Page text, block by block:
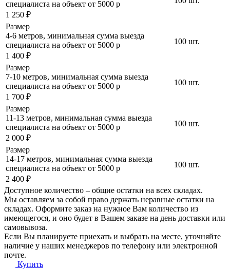
специалиста на объект от 5000 р
1 250 ₽
Размер
4-6 метров, минимальная сумма выезда
специалиста на объект от 5000 р
1 400 ₽
100 шт.
Размер
7-10 метров, минимальная сумма выезда
специалиста на объект от 5000 р
1 700 ₽
100 шт.
Размер
11-13 метров, минимальная сумма выезда
специалиста на объект от 5000 р
2 000 ₽
100 шт.
Размер
14-17 метров, минимальная сумма выезда
специалиста на объект от 5000 р
2 400 ₽
100 шт.
Доступное количество – общие остатки на всех складах.
Мы оставляем за собой право держать неравные остатки на
складах. Оформите заказ на нужное Вам количество из
имеющегося, и оно будет в Вашем заказе на день доставки или
самовывоза.
Если Вы планируете приехать и выбрать на месте, уточняйте
наличие у наших менеджеров по телефону или электронной
почте.
Купить